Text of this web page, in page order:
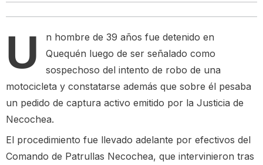
U
n hombre de 39 años fue detenido en
Quequén luego de ser señalado como
sospechoso del intento de robo de una
motocicleta y constatarse además que sobre él pesaba
un pedido de captura activo emitido por la Justicia de
Necochea.
El procedimiento fue llevado adelante por efectivos del
Comando de Patrullas Necochea, que intervinieron tras